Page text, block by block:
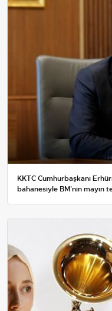
KKTC Cumhurbaşkanı
bahanesiyle BM'nin mayın